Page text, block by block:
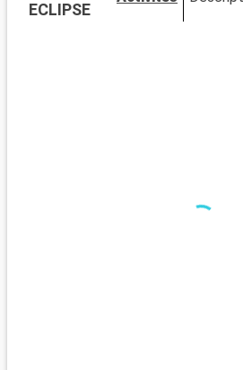
Que visiter dans les environs ?
Aux alentours de Barcelone,
ECLIPSE